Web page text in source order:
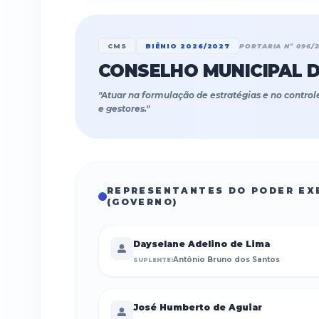
CMS BIÊNIO 2026/2027 PORTARIA Nº 096/
CONSELHO MUNICIPAL
"Atuar na formulação de estratégias e no
e gestores."
REPRESENTANTES DO PODER
(GOVERNO)
Dayselane Adelino de Lima
SUPLENTE:Antônio Bruno dos Santos
José Humberto de Aguiar